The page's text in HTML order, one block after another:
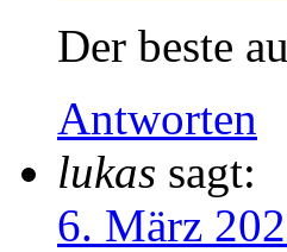
Der beste
Antworten
lukas sagt:
6. März